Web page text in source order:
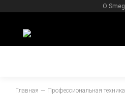
О Smeg
Главная Профессиональная техника